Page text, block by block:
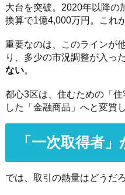
大台を突破。2020年以降の
換算で1億4,000万円。これ
重要なのは、このラインが
り、多少の市況調整が入っ
ない
都心3区は、住むための「
した「金融商品」へと変質
「一次取得者
では、取引の熱量はどうだろ